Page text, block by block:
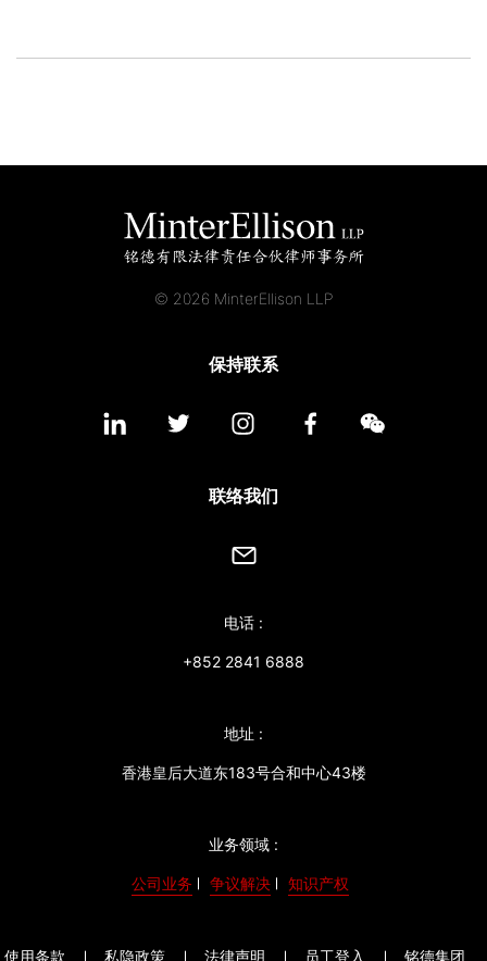
地点
© 2026 MinterEllison LLP
保持联系
联络我们
电话 :
+852 2841 6888
地址 :
香港皇后大道东183号合和中心43楼
业务领域 :
公司业务 争议解决 知识产权
使用条款 私隐政策 法律声明 员工登入 铭德集团